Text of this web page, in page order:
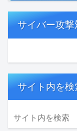
サイバー攻撃
サイト内を検